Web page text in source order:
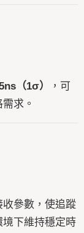
（1σ）
，可
求。
參數，使追蹤
下維持穩定時